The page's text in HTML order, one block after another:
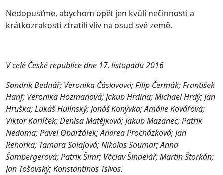
Nedopusťme, abychom opět jen kvůli nečinnosti a
krátkozrakosti ztratili vliv na osud své země.
V celé České republice dne 17. listopadu 2016
Sandrik Bednář; Veronika Čáslavová; Filip Čermák; František
Hanf; Veronika Hozmanová; Jakub Hrdina; Michael Hrdý; Jan
Hruška; Lukáš Hulínský; Jonáš Konývka; Amálie Kovářová;
Viktor Karlíček; Denisa Matějková; Jakub Mazanec; Patrik
Nedoma; Pavel Obdržálek; Andrea Procházková; Jan
Rehorka; Tamara Salajová; Nikolas Soumar; Anna
Šambergerová; Patrik Šimr; Václav Šindelář; Martin Štorkán;
Jan Tošovský; Konstantinos Tsivos.